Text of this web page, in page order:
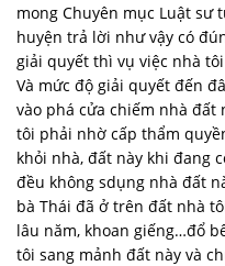
mong Chuyên mục Luật sư
huyện trả lời như vậy có
giải quyết thì vụ việc nhà
Và mức độ giải quyết đến
vào phá cửa chiếm nhà đất
tôi phải nhờ cấp thẩm
khỏi nhà, đất này khi đang
đều không sdụng nhà đất
bà Thái đã ở trên đất nhà
lâu năm, khoan giếng…đổ
tôi sang mảnh đất này và